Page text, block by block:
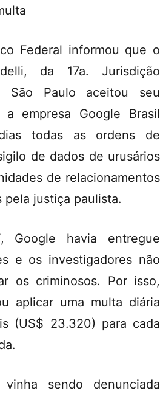
Federal informou que o
da 17a. Jurisdição
São Paulo aceitou seu
empresa Google Brasil
todas as ordens de
de dados de urusários
de relacionamentos
pela justiça paulista.
Google havia entregue
e os investigadores não
os criminosos. Por isso,
aplicar uma multa diária
(US$ 23.320) para cada
sendo denunciada